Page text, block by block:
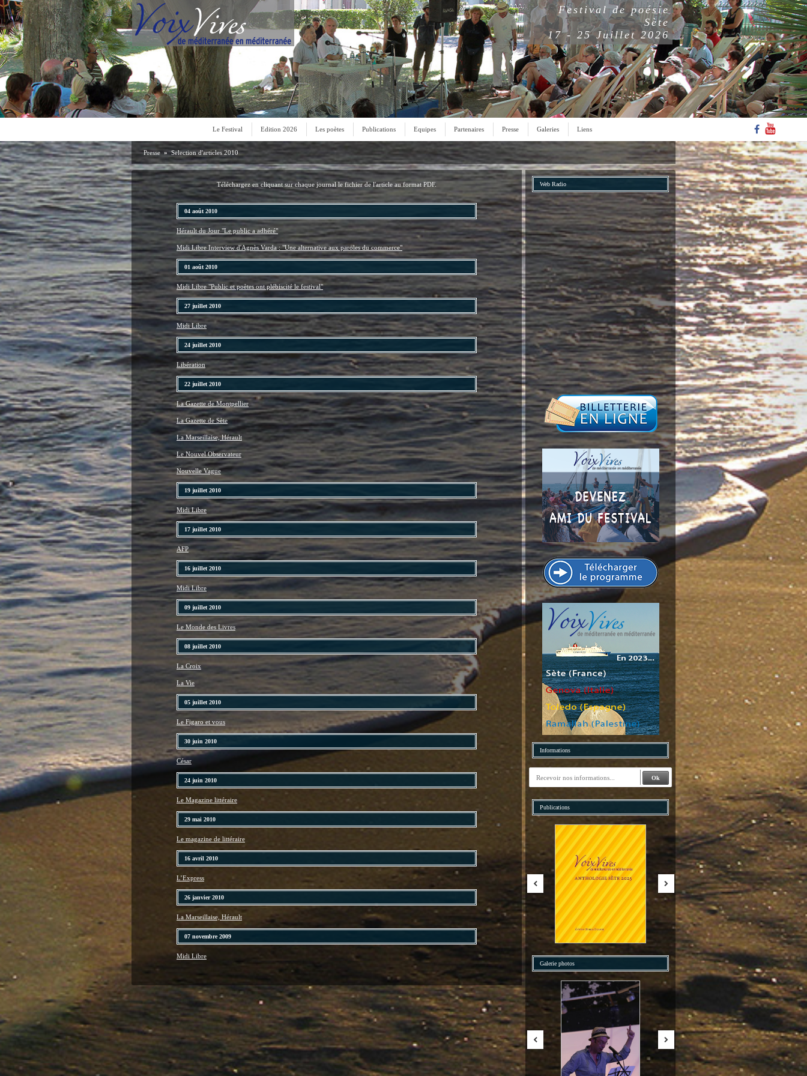
Festival de poésie
Sète
17 - 25 Juillet 2026
Le Festival Edition 2026 Les poètes Publications Equipes Partenaires Presse Galeries Liens
Presse » Selection d'articles 2010
Téléchargez en cliquant sur chaque journal le fichier de l'article au format PDF.
04 août 2010
Hérault du Jour "Le public a adhéré"
Midi Libre Interview d'Agnès Varda : "Une alternative aux paroles du commerce"
01 août 2010
Midi Libre "Public et poètes ont plébiscité le festival"
27 juillet 2010
Midi Libre
24 juillet 2010
Libération
22 juillet 2010
La Gazette de Montpellier
La Gazette de Sète
La Marseillaise, Hérault
Le Nouvel Observateur
Nouvelle Vague
19 juillet 2010
Midi Libre
17 juillet 2010
AFP
16 juillet 2010
Midi Libre
09 juillet 2010
Le Monde des Livres
08 juillet 2010
La Croix
La Vie
05 juillet 2010
Le Figaro et vous
30 juin 2010
César
24 juin 2010
Le Magazine littéraire
29 mai 2010
Le magazine de littéraire
16 avril 2010
L’Express
26 janvier 2010
La Marseillaise, Hérault
07 novembre 2009
Midi Libre
Web Radio
Informations
Publications
Galerie photos